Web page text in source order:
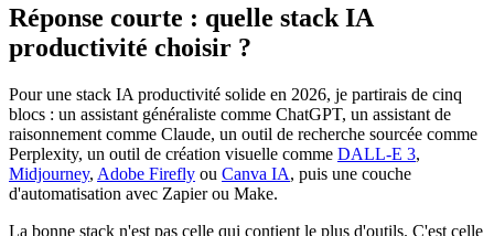
Réponse courte : quelle stack IA
productivité choisir ?
Pour une stack IA productivité solide en 2026, je partirais de cinq
blocs : un assistant généraliste comme ChatGPT, un assistant de
raisonnement comme Claude, un outil de recherche sourcée comme
Perplexity, un outil de création visuelle comme DALL-E 3,
Midjourney, Adobe Firefly ou Canva IA, puis une couche
d'automatisation avec Zapier ou Make.
La bonne stack n'est pas celle qui contient le plus d'outils. C'est celle